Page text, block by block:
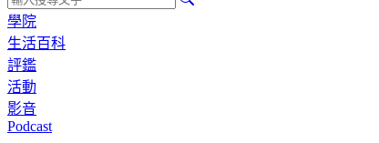
學院
生活百科
評鑑
活動
影音
Podcast